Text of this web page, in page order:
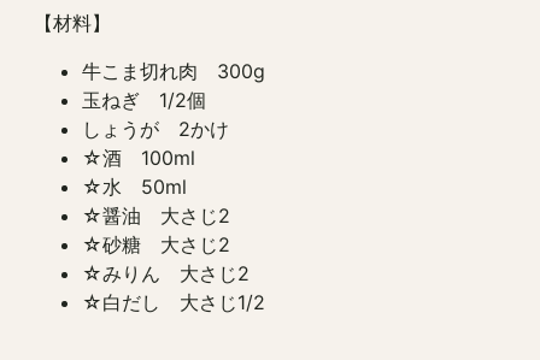
【材料】
牛こま切れ肉 300g
玉ねぎ 1/2個
しょうが 2かけ
☆酒 100ml
☆水 50ml
☆醤油 大さじ2
☆砂糖 大さじ2
☆みりん 大さじ2
☆白だし 大さじ1/2